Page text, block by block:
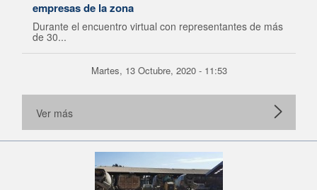
empresas de la zona
Durante el encuentro virtual con representantes de más
de 30...
Martes, 13 Octubre, 2020 - 11:53
Ver más